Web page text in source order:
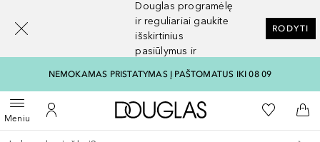
Douglas programėlę
ir reguliariai gaukite
išskirtinius
pasiūlymus ir
RODYTI
NEMOKAMAS PRISTATYMAS Į PAŠTOMATUS IKI 08 09
MeniuAtidaryti meniuĮ mano paskyrą
Į Douglas pagrindinį
Į mano
Į
Grįžk atgal
Vykdykite paiešką
[navigation.slideout.screenreader]